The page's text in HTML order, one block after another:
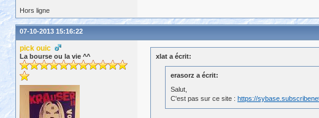
Hors ligne
07-10-2013 15:16:22
pick ouic
La bourse ou la vie ^^ xlat a écrit:
erasorz a écrit:
Salut,
C'est pas sur ce site : https://